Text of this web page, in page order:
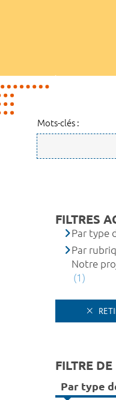
Mots-clés :
FILTRES
Par type
Par
Notre
(1)
FILTRE DE
Par type